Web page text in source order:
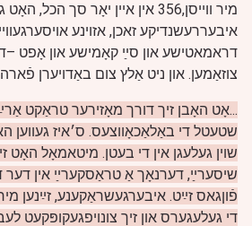
מיר ווייסן,356 אין איין יאָר סך
איבעררעשנדיקע זאכן, אזוינע
דראמאטישע און סײַ קאָמישע און אָפט
צוזאַמען. און ניט אַלץ צום באַדויערן
...אָט האָבן זיך דורך מאָזירער טראַקט
שטעטל די באַלאַכאָווצעס. ס׳איז געווען
שוין געלעגן אין די בעטן. מיטאמאָל האָט
שיסערײַ, דערנאָך אַ טראַסקערײַ אין דער
פֿוןגאס זײַט. איבערגעשראַקענע, זײַנען
די געלעגערס און זיך צונויפגעקופּקעט